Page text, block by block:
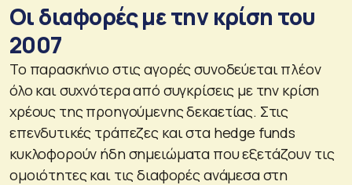
Οι διαφορές με την κρίση του
2007
Το παρασκήνιο στις αγορές συνοδεύεται πλέον
όλο και συχνότερα από συγκρίσεις με την κρίση
χρέους της προηγούμενης δεκαετίας. Στις
επενδυτικές τράπεζες και στα hedge funds
κυκλοφορούν ήδη σημειώματα που εξετάζουν τις
ομοιότητες και τις διαφορές ανάμεσα στη